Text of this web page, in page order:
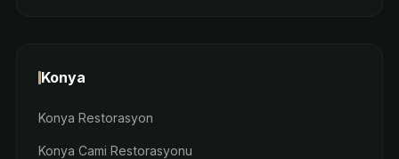
Konya
Konya Restorasyon
Konya Cami Restorasyonu